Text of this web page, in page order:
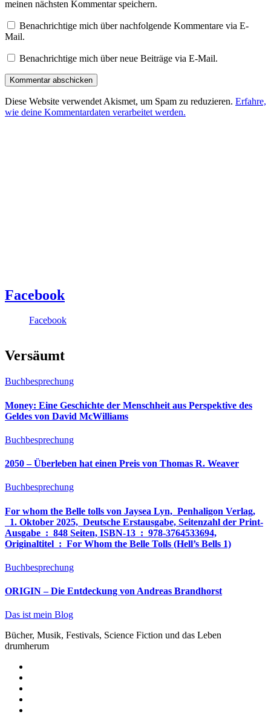
meinen nächsten Kommentar speichern.
Benachrichtige mich über nachfolgende Kommentare via E-
Mail.
Benachrichtige mich über neue Beiträge via E-Mail.
Diese Website verwendet Akismet, um Spam zu reduzieren. Erfahre,
wie deine Kommentardaten verarbeitet werden.
Facebook
Facebook
Versäumt
Buchbesprechung
Money: Eine Geschichte der Menschheit aus Perspektive des
Geldes von David McWilliams
Buchbesprechung
2050 – Überleben hat einen Preis von Thomas R. Weaver
Buchbesprechung
For whom the Belle tolls von Jaysea Lyn, ‎ Penhaligon Verlag,
‎ 1. Oktober 2025, ‎ Deutsche Erstausgabe, Seitenzahl der Print-
Ausgabe ‏ : ‎ 848 Seiten, ISBN-13 ‏ : ‎ 978-3764533694,
Originaltitel ‏ : ‎ For Whom the Belle Tolls (Hell’s Bells 1)
Buchbesprechung
ORIGIN – Die Entdeckung von Andreas Brandhorst
Das ist mein Blog
Bücher, Musik, Festivals, Science Fiction und das Leben
drumherum